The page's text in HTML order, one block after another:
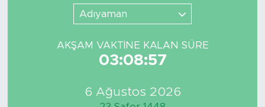
Adıyaman
AKŞAM VAKTİNE KALAN SÜRE
03:08:57
6 Ağustos 2026
Son Dakika Haberleri